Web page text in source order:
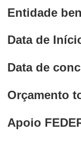
Entidade
Data de
Data de
Orçamento
Apoio